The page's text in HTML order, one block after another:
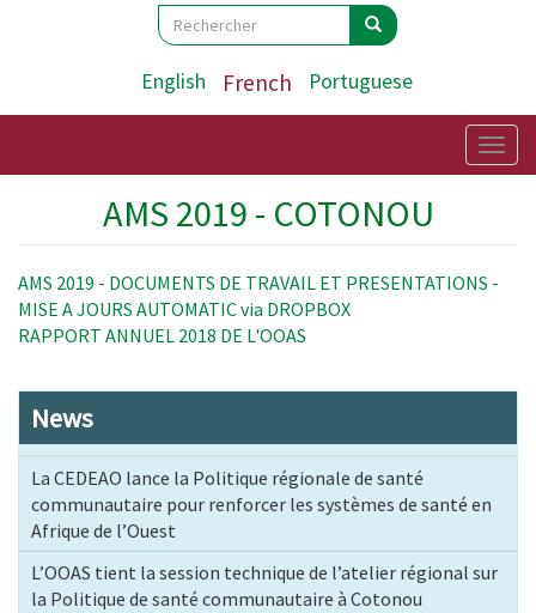
Search
Rechercher Rechercher
English French Portuguese
AMS 2019 - COTONOU
AMS 2019 - DOCUMENTS DE TRAVAIL ET PRESENTATIONS -
MISE A JOURS AUTOMATIC via DROPBOX
RAPPORT ANNUEL 2018 DE L'OOAS
News
La CEDEAO lance la Politique régionale de santé
communautaire pour renforcer les systèmes de santé en
Afrique de l’Ouest
L’OOAS tient la session technique de l’atelier régional sur
la Politique de santé communautaire à Cotonou